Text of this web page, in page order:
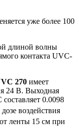
уже более 100
длиной волны
контакта UVC-
270 имеет
24 В. Выходная
0.0098
воздействия
ленты 15 см при